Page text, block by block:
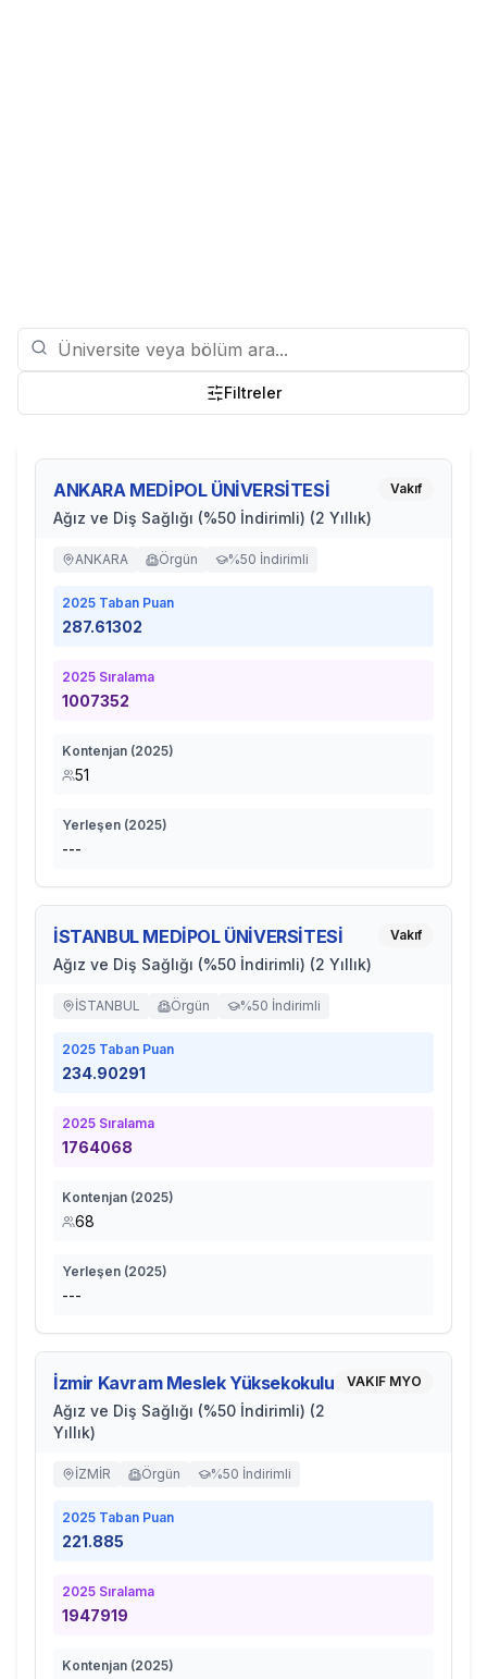
Filtreler
ANKARA MEDİPOL ÜNİVERSİTESİ
Ağız ve Diş Sağlığı (%50 İndirimli) (2 Yıllık)
Vakıf
ANKARA Örgün %50 İndirimli
2025 Taban Puan
287.61302
2025 Sıralama
1007352
Kontenjan (2025)
51
Yerleşen (2025)
---
İSTANBUL MEDİPOL ÜNİVERSİTESİ
Ağız ve Diş Sağlığı (%50 İndirimli) (2 Yıllık)
Vakıf
İSTANBUL Örgün %50 İndirimli
2025 Taban Puan
234.90291
2025 Sıralama
1764068
Kontenjan (2025)
68
Yerleşen (2025)
---
İzmir Kavram Meslek Yüksekokulu
Ağız ve Diş Sağlığı (%50 İndirimli) (2
Yıllık)
VAKIF MYO
İZMİR Örgün %50 İndirimli
2025 Taban Puan
221.885
2025 Sıralama
1947919
Kontenjan (2025)